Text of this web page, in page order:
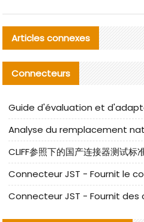
Articles connexes
Connecteurs